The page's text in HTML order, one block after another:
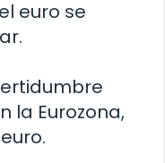
euro se
la Eurozona,